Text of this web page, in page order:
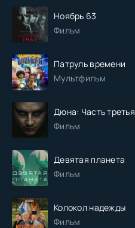
Ноябрь 63
Фильм
Патруль времени
Мультфильм
Дюна: Часть третья
Фильм
Девятая планета
Фильм
Колокол надежды
Фильм